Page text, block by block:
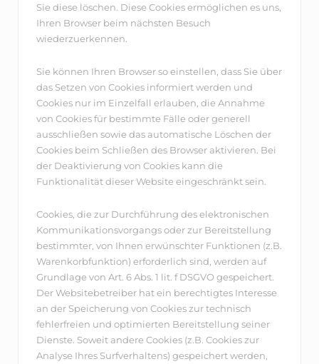
Sie diese löschen. Diese Cookies ermöglichen es uns,
Ihren Browser beim nächsten Besuch
wiederzuerkennen.
Sie können Ihren Browser so einstellen, dass Sie über
das Setzen von Cookies informiert werden und
Cookies nur im Einzelfall erlauben, die Annahme
von Cookies für bestimmte Fälle oder generell
ausschließen sowie das automatische Löschen der
Cookies beim Schließen des Browser aktivieren. Bei
der Deaktivierung von Cookies kann die
Funktionalität dieser Website eingeschränkt sein.
Cookies, die zur Durchführung des elektronischen
Kommunikationsvorgangs oder zur Bereitstellung
bestimmter, von Ihnen erwünschter Funktionen (z.B.
Warenkorbfunktion) erforderlich sind, werden auf
Grundlage von Art. 6 Abs. 1 lit. f DSGVO gespeichert.
Der Websitebetreiber hat ein berechtigtes Interesse
an der Speicherung von Cookies zur technisch
fehlerfreien und optimierten Bereitstellung seiner
Dienste. Soweit andere Cookies (z.B. Cookies zur
Analyse Ihres Surfverhaltens) gespeichert werden,